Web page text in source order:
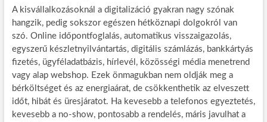
A kisvállalkozásoknál a digitalizáció gyakran nagy szónak
hangzik, pedig sokszor egészen hétköznapi dolgokról van
szó. Online időpontfoglalás, automatikus visszaigazolás,
egyszerű készletnyilvántartás, digitális számlázás, bankkártyás
fizetés, ügyféladatbázis, hírlevél, közösségi média menetrend
vagy alap webshop. Ezek önmagukban nem oldják meg a
bérköltséget és az energiaárat, de csökkenthetik az elveszett
időt, hibát és üresjáratot. Ha kevesebb a telefonos egyeztetés,
kevesebb a no-show, pontosabb a rendelés, máris javulhat a